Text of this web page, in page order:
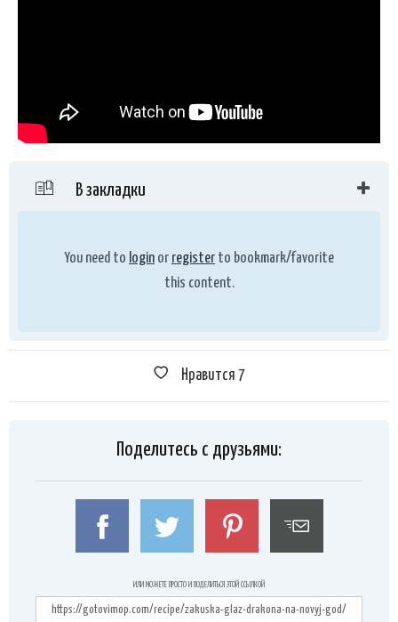
В закладки
You need to login or register to bookmark/favorite
this content.
Нравится 7
Поделитесь с друзьями:
ИЛИ МОЖЕТЕ ПРОСТО И ПОДЕЛИТЬСЯ ЭТОЙ ССЫЛКОЙ